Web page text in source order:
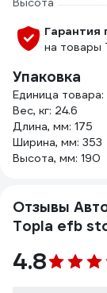
Гарантия
на товары
Упаковка
Единица
Вес, кг: 24.6
Длина, мм: 175
Ширина, мм: 353
Высота, мм: 190
Отзывы
Topla efb
4.8